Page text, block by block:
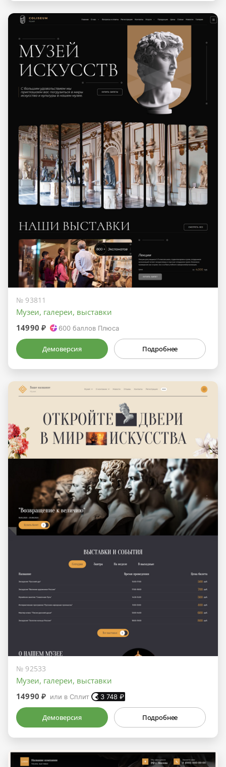
№ 93811
Музеи, галереи, выставки
14990 ₽
600 баллов Плюса
Демоверсия Подробнее
№ 92533
Музеи, галереи, выставки
14990 ₽ или в Сплит 3 748 ₽
Демоверсия Подробнее